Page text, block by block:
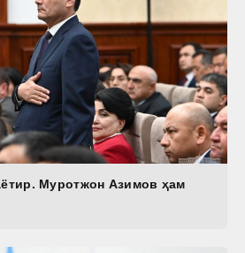
Муротжон Азимов ҳам